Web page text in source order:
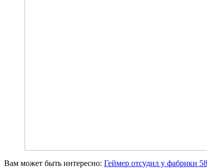
Вам может быть интересно: Геймер отсудил у фабрики